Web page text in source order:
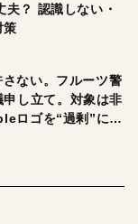
？ 認識しない・
策
ない。フルーツ警
し立て。対象は非
ロゴを“過剰”に守